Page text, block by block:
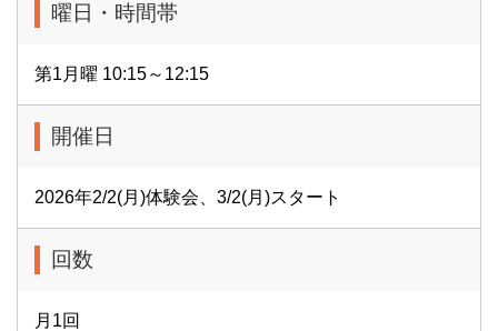
曜日・時間帯
第1月曜 10:15～12:15
開催日
2026年2/2(月)体験会、3/2(月)スタート
回数
月1回